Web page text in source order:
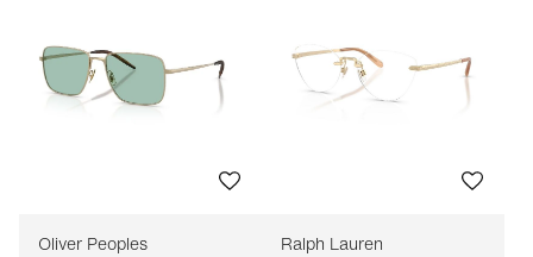
Oliver Peoples Ralph Lauren